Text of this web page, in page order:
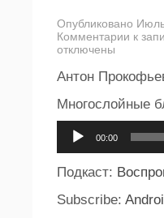
Опубликовано
Комментарии к
отключены
Антон
Многослойные
00:00
Подкаст:
Subscribe: